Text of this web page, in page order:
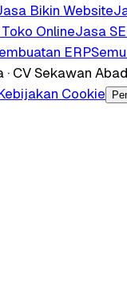
Bikin Website
OnlineJasa
ERP
CV Sekawan
Cookie